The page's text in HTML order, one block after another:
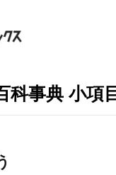
科事典 小項